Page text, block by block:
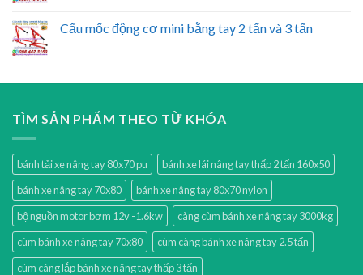
Cẩu mốc động cơ mini bằng tay 2 tấn và 3 tấn
TÌM SẢN PHẨM THEO TỪ KHÓA
bánh tải xe nâng tay 80x70 pu
bánh xe lái nâng tay thấp 2 tấn 160x50
bánh xe nâng tay 70x80
bánh xe nâng tay 80x70 nylon
bộ nguồn motor bơm 12v -1.6kw
càng cùm bánh xe nâng tay 3000kg
cùm bánh xe nâng tay 70x80
cùm càng bánh xe nâng tay 2.5 tấn
cùm càng lắp bánh xe nâng tay thấp 3 tấn